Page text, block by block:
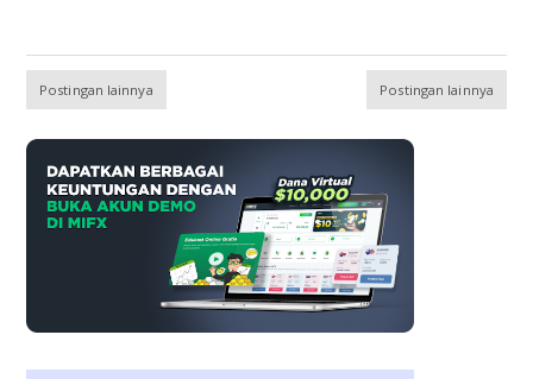
Postingan lainnya Postingan lainnya